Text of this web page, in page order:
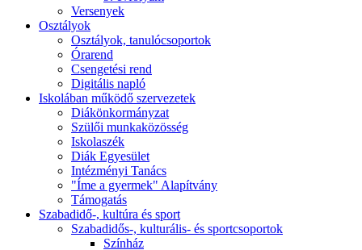
Versenyek
Osztályok
Osztályok, tanulócsoportok
Órarend
Csengetési rend
Digitális napló
Iskolában működő szervezetek
Diákönkormányzat
Szülői munkaközösség
Iskolaszék
Diák Egyesület
Intézményi Tanács
"Íme a gyermek" Alapítvány
Támogatás
Szabadidő-, kultúra és sport
Szabadidős-, kulturális- és sportcsoportok
Színház